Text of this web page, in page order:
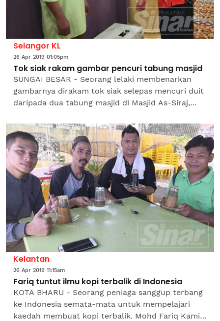
Selangor KL
26 Apr 2019 01:05pm
Tok siak rakam gambar pencuri tabung masjid
SUNGAI BESAR - Seorang lelaki membenarkan
gambarnya dirakam tok siak selepas mencuri duit
daripada dua tabung masjid di Masjid As-Siraj,
Siak Masjid...
Kelantan
26 Apr 2019 11:15am
Fariq tuntut ilmu kopi terbalik di Indonesia
KOTA BHARU - Seorang peniaga sanggup terbang
ke Indonesia semata-mata untuk mempelajari
kaedah membuat kopi terbalik. Mohd Fariq Kamil